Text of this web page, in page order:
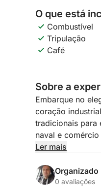
O que está
Combustível
Tripulação
Café
Sobre a
Embarque no
coração
tradicionais para
naval e
operário da
Sua jornada
longo do
Ler mais
Organizado
0 avaliações